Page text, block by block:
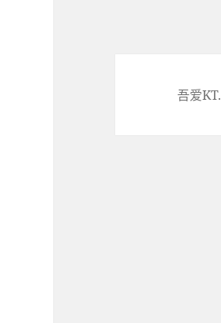
吾爱KT.